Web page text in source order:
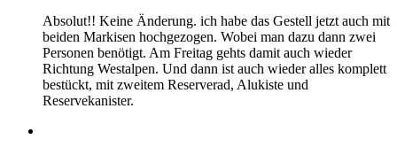
Absolut!! Keine Änderung. ich habe das Gestell jetzt auch mit
beiden Markisen hochgezogen. Wobei man dazu dann zwei
Personen benötigt. Am Freitag gehts damit auch wieder
Richtung Westalpen. Und dann ist auch wieder alles komplett
bestückt, mit zweitem Reserverad, Alukiste und
Reservekanister.